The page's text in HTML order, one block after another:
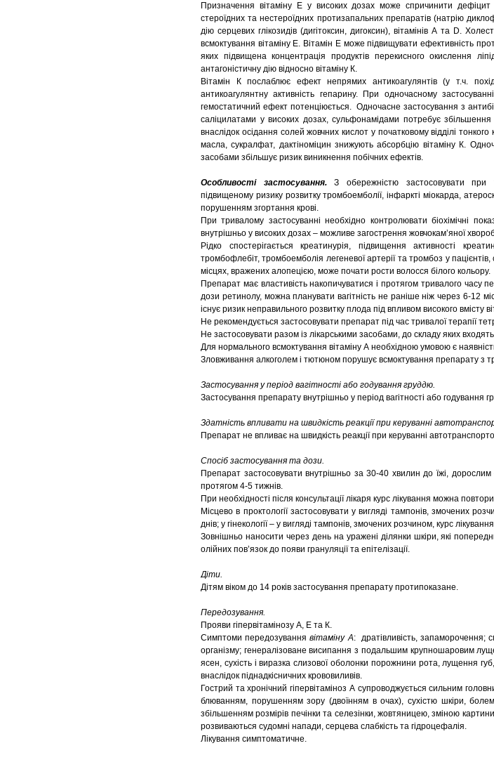
Призначення вітаміну Е у високих дозах може спричинити
стероїдних та нестероїдних протизапальних препаратів (натрію
дію серцевих глікозидів (дигітоксин, дигоксин), вітамінів А та D.
всмоктування вітаміну Е. Вітамін Е може підвищувати ефективність
яких підвищена концентрація продуктів перекисного окислення
антагоністичну дію відносно вітаміну К.
Вітамін К послаблює ефект непрямих антикоагулянтів (у т.ч.
антикоагулянтну активність гепарину. При одночасному
гемостатичний ефект потенціюється. Одночасне застосування з
саліцилатами у високих дозах, сульфонамідами потребує
внаслідок осідання солей жовчних кислот у початковому відділі
масла, сукралфат, дактіноміцин знижують абсорбцію вітаміну К.
засобами збільшує ризик виникнення побічних ефектів.
Особливості застосування.З обережністю застосовувати при
підвищеному ризику розвитку тромбоемболії, інфаркті міокарда,
порушенням згортання крові.
При тривалому застосуванні необхідно контролювати біохімічні
внутрішньо у високих дозах – можливе загострення жовчокам’яної
Рідко спостерігається креатинурія, підвищення активності
тромбофлебіт, тромбоемболія легеневої артерії та тромбоз у
місцях, вражених алопецією, може почати рости волосся білого кольору.
Препарат має властивість накопичуватися і протягом тривалого часу
дози ретинолу, можна планувати вагітність не раніше ніж через 6-12
існує ризик неправильного розвитку плода під впливом високого вмісту
Не рекомендується застосовувати препарат під час тривалої терапії
Не застосовувати разом із лікарськими засобами, до складу яких
Для нормального всмоктування вітаміну А необхідною умовою є
Зловживання алкоголем і тютюном порушує всмоктування препарату з
Застосування у період вагітності або годування груддю.
Застосування препарату внутрішньо у період вагітності або годування
Здатність впливати на швидкість реакції при керуванні
Препарат не впливає на швидкість реакції при керуванні
Спосіб застосування та дози.
Препарат застосовувати внутрішньо за 30-40 хвилин до їжі,
протягом 4-5 тижнів.
При необхідності після консультації лікаря курс лікування можна
Місцево в проктології застосовувати у вигляді тампонів, змочених
днів; у гінекології – у вигляді тампонів, змочених розчином, курс
Зовнішньо наносити через день на уражені ділянки шкіри, які
олійних пов’язок до появи грануляції та епітелізації.
Діти.
Дітям віком до 14 років застосування препарату протипоказане.
Передозування.
Прояви гіпервітамінозу А, Е та К.
Симптоми передозуваннявітаміну А: дратівливість, запаморочення;
організму; генералізоване висипання з подальшим крупношаровим
ясен, сухість і виразка слизової оболонки порожнини рота, лущення
внаслідок піднадкісничних крововиливів.
Гострий та хронічний гіпервітаміноз А супроводжується сильним
блюванням, порушенням зору (двоїнням в очах), сухістю шкіри,
збільшенням розмірів печінки та селезінки, жовтяницею, зміною
розвиваються судомні напади, серцева слабкість та гідроцефалія.
Лікування симптоматичне.